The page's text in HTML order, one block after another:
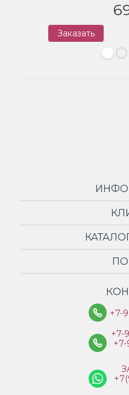
Заказать
+7-
+7-